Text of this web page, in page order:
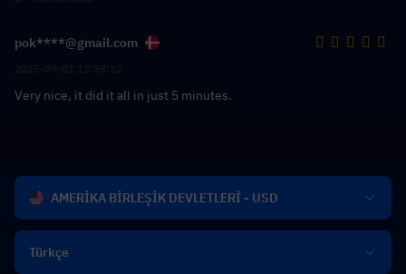
pok****@gmail.com
Very nice, it did it all in just 5 minutes.
AMERİKA BİRLEŞİK DEVLETLERİ - USD
Türkçe